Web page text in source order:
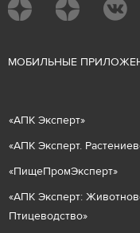
МОБИЛЬНЫЕ
«АПК Эксперт»
«АПК Эксперт.
«ПищеПромЭксперт»
«АПК Эксперт: Животнов
Птицеводство»